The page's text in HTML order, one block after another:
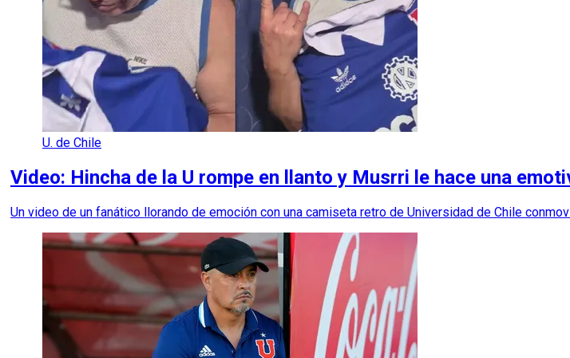
U. de Chile
Video: Hincha de la U rompe en llanto y Musrri le hace una
Un video de un fanático llorando de emoción con una camiseta retro de Universidad de Chile